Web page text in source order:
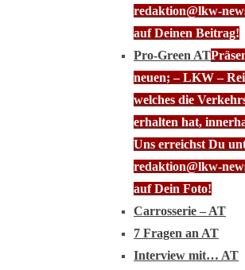
redaktion@lkw-
auf Deinen Beitrag!
Pro-Green AT
neuen; – LKW –
welches die
erhalten hat,
Uns erreichst Du
redaktion@lkw-
auf Dein Foto!
Carrosserie – AT
7 Fragen an AT
Interview mit… AT